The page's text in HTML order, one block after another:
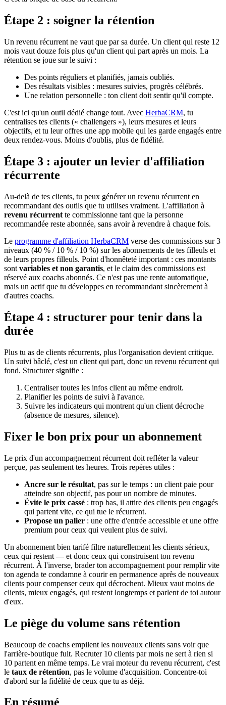
Étape 2 : soigner la rétention
Un revenu récurrent ne vaut que par sa durée. Un client qui reste 12
mois vaut douze fois plus qu'un client qui part après un mois. La
rétention se joue sur le suivi :
Des points réguliers et planifiés, jamais oubliés.
Des résultats visibles : mesures suivies, progrès célébrés.
Une relation personnelle : ton client doit sentir qu'il compte.
C'est ici qu'un outil dédié change tout. Avec HerbaCRM, tu
centralises tes clients (« challengers »), leurs mesures et leurs
objectifs, et tu leur offres une app mobile qui les garde engagés entre
deux rendez-vous. Moins d'oublis, plus de fidélité.
Étape 3 : ajouter un levier d'affiliation
récurrente
Au-delà de tes clients, tu peux générer un revenu récurrent en
recommandant des outils que tu utilises vraiment. L'affiliation à
revenu récurrent te commissionne tant que la personne
recommandée reste abonnée, sans avoir à revendre à chaque fois.
Le programme d'affiliation HerbaCRM verse des commissions sur 3
niveaux (40 % / 10 % / 10 %) sur les abonnements de tes filleuls et
de leurs propres filleuls. Point d'honnêteté important : ces montants
sont variables et non garantis, et le claim des commissions est
réservé aux coachs abonnés. Ce n'est pas une rente automatique,
mais un actif que tu développes en recommandant sincèrement à
d'autres coachs.
Étape 4 : structurer pour tenir dans la
durée
Plus tu as de clients récurrents, plus l'organisation devient critique.
Un suivi bâclé, c'est un client qui part, donc un revenu récurrent qui
fond. Structurer signifie :
Centraliser toutes les infos client au même endroit.
Planifier les points de suivi à l'avance.
Suivre les indicateurs qui montrent qu'un client décroche
(absence de mesures, silence).
Fixer le bon prix pour un abonnement
Le prix d'un accompagnement récurrent doit refléter la valeur
perçue, pas seulement tes heures. Trois repères utiles :
Ancre sur le résultat, pas sur le temps : un client paie pour
atteindre son objectif, pas pour un nombre de minutes.
Évite le prix cassé : trop bas, il attire des clients peu engagés
qui partent vite, ce qui tue le récurrent.
Propose un palier : une offre d'entrée accessible et une offre
premium pour ceux qui veulent plus de suivi.
Un abonnement bien tarifé filtre naturellement les clients sérieux,
ceux qui restent — et donc ceux qui construisent ton revenu
récurrent. À l'inverse, brader ton accompagnement pour remplir vite
ton agenda te condamne à courir en permanence après de nouveaux
clients pour compenser ceux qui décrochent. Mieux vaut moins de
clients, mieux engagés, qui restent longtemps et parlent de toi autour
d'eux.
Le piège du volume sans rétention
Beaucoup de coachs empilent les nouveaux clients sans voir que
l'arrière-boutique fuit. Recruter 10 clients par mois ne sert à rien si
10 partent en même temps. Le vrai moteur du revenu récurrent, c'est
le taux de rétention, pas le volume d'acquisition. Concentre-toi
d'abord sur la fidélité de ceux que tu as déjà.
En résumé